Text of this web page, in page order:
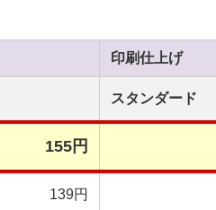
印刷仕上げ
スタンダード
155円
139円